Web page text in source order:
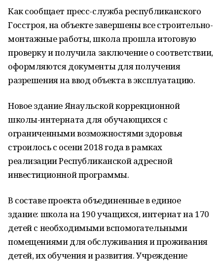
Как сообщает пресс-служба республиканского
Госстроя, на объекте завершены все строительно-
монтажные работы, школа прошла итоговую
проверку и получила заключение о соответствии,
оформляются документы для получения
разрешения на ввод объекта в эксплуатацию.
Новое здание Янаульской коррекционной
школы-интерната для обучающихся с
ограниченными возможностями здоровья
строилось с осени 2018 года в рамках
реализации Республиканской адресной
инвестиционной программы.
В составе проекта объединенные в единое
здание: школа на 190 учащихся, интернат на 170
детей с необходимыми вспомогательными
помещениями для обслуживания и проживания
детей, их обучения и развития. Учреждение